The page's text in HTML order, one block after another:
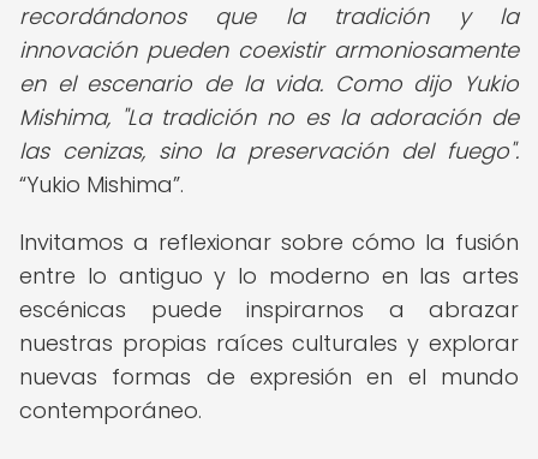
recordándonos que la tradición y la
innovación pueden coexistir armoniosamente
en el escenario de la vida. Como dijo Yukio
Mishima, "La tradición no es la adoración de
las cenizas, sino la preservación del fuego".
Yukio Mishima .
Invitamos a reflexionar sobre cómo la fusión
entre lo antiguo y lo moderno en las artes
escénicas puede inspirarnos a abrazar
nuestras propias raíces culturales y explorar
nuevas formas de expresión en el mundo
contemporáneo.